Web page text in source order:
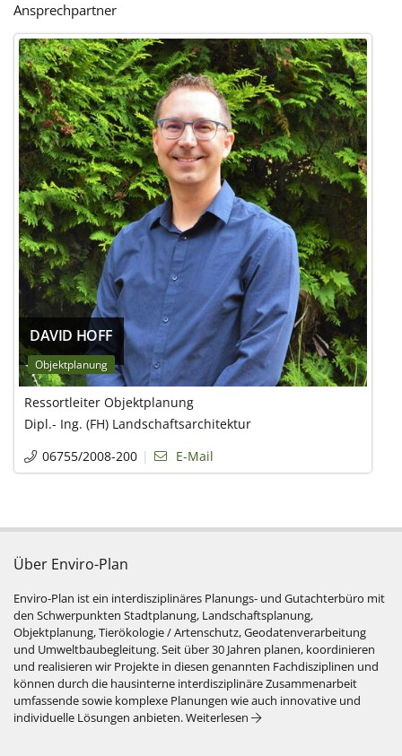
Ansprechpartner
DAVID HOFF
Objektplanung
Ressortleiter Objektplanung
Dipl.- Ing. (FH) Landschaftsarchitektur
06755/2008-200
E-Mail
Über Enviro-Plan
Enviro-Plan ist ein interdisziplinäres Planungs- und Gutachterbüro mit
den Schwerpunkten Stadtplanung, Landschaftsplanung,
Objektplanung, Tierökologie / Artenschutz, Geodatenverarbeitung
und Umweltbaubegleitung. Seit über 30 Jahren planen, koordinieren
und realisieren wir Projekte in diesen genannten Fachdisziplinen und
können durch die hausinterne interdisziplinäre Zusammenarbeit
umfassende sowie komplexe Planungen wie auch innovative und
individuelle Lösungen anbieten.Weiterlesen : Über Enviro-Plan